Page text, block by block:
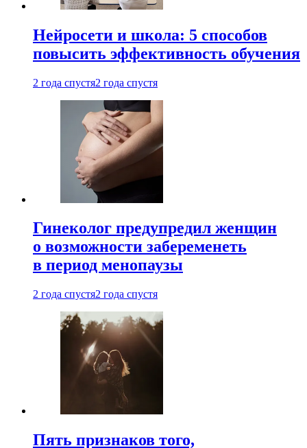
Нейросети и школа: 5 способов
повысить эффективность обучения
2 года спустя2 года спустя
Гинеколог предупредил женщин
о возможности забеременеть
в период менопаузы
2 года спустя2 года спустя
Пять признаков того,